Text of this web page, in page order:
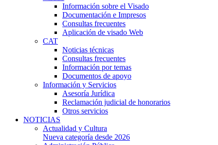
Información sobre el Visado
Documentación e Impresos
Consultas frecuentes
Aplicación de visado Web
CAT
Noticias técnicas
Consultas frecuentes
Información por temas
Documentos de apoyo
Información y Servicios
Asesoría Jurídica
Reclamación judicial de honorarios
Otros servicios
NOTICIAS
Actualidad y Cultura
Nueva categoría desde 2026